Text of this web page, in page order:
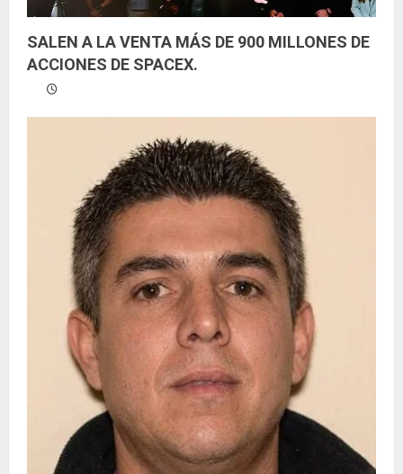
SALEN A LA VENTA MÁS DE 900 MILLONES DE
ACCIONES DE SPACEX.